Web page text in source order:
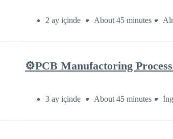
2 ay içinde About 45 minutes
⚙️PCB Manufactoring
3 ay içinde About 45 minutes